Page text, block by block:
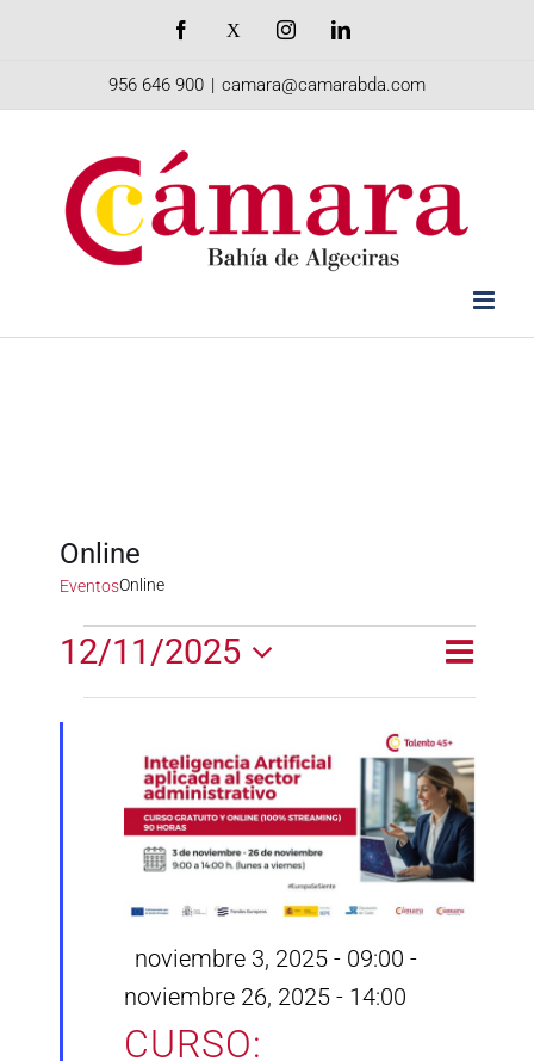
Facebook InstagramLinkedIn
956 646 900 | camara@camarabda.com
Online
EventosOnline
Eventos
en
noviembre
2025
vistas
de
Día
12/11/2025
Selecciona
la
fecha.
CURSO:
Destacado
noviembre 3, 2025 - 09:00 -
noviembre 26, 2025 - 14:00